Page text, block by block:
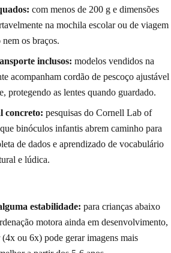
com menos de 200 g e dimensões
na mochila escolar ou de viagem
nem os braços.
inclusos: modelos vendidos na
acompanham cordão de pescoço ajustável
protegendo as lentes quando guardado.
concreto: pesquisas do Cornell Lab of
binóculos infantis abrem caminho para
de dados e aprendizado de vocabulário
e lúdica.
estabilidade: para crianças abaixo
motora ainda em desenvolvimento,
ou 6x) pode gerar imagens mais